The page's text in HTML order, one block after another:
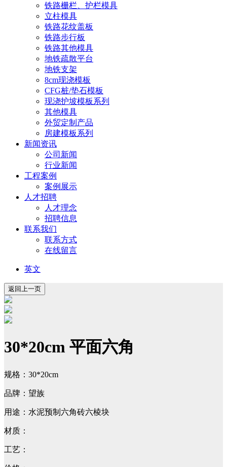
铁路栅栏、护栏模具
立柱模具
铁路花纹盖板
铁路步行板
铁路其他模具
地铁疏散平台
地铁支架
8cm现浇模板
CFG桩/垫石模板
现浇护坡模板系列
其他模具
外贸定制产品
房建模板系列
新闻资讯
公司新闻
行业新闻
工程案例
案例展示
人才招聘
人才理念
招聘信息
联系我们
联系方式
在线留言
英文
30*20cm 平面六角
规格：30*20cm
品牌：望族
用途：水泥预制六角砖六棱块
材质：
工艺：